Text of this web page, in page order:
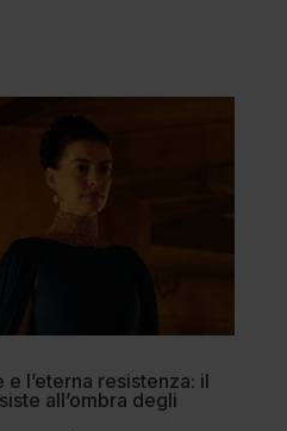
l’eterna resistenza: il
all’ombra degli